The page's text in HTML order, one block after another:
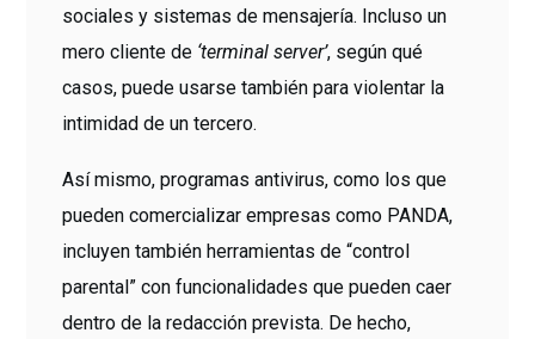
sociales y sistemas de mensajería. Incluso un
mero cliente de ‘terminal server’, según qué
casos, puede usarse también para violentar la
intimidad de un tercero.
Así mismo, programas antivirus, como los que
pueden comercializar empresas como PANDA,
incluyen también herramientas de “control
parental” con funcionalidades que pueden caer
dentro de la redacción prevista. De hecho,